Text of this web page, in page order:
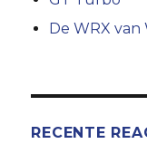
De WRX
RECENTE